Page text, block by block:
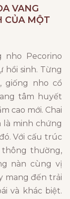
VANG
CỦA MỘT
nho Pecorino
hồi sinh. Từng
giống nho cổ
tâm huyết
cao mới. Chai
là minh chứng
Với cấu trúc
thường,
nàn cùng vị
mang đến trải
và khác biệt.